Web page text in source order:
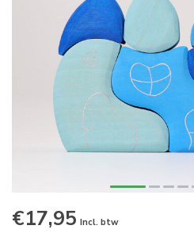
€17,95 Incl. btw